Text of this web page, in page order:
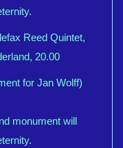
Reed Quintet,
20.00
for Jan Wolff)
monument will